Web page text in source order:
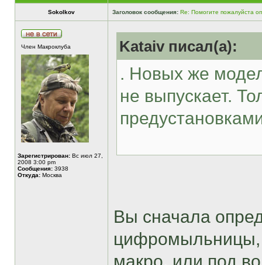
Sokolkov Заголовок сообщения: Re: Помогите пожалуйста
Член Макроклуба
Зарегистрирован: Вс июл 27,
2008 3:00 pm
Сообщения: 3938
Откуда: Москва
Kataiv писал(а):
. Новых же
не выпускает.
Вы сначала
цифромыльницы,